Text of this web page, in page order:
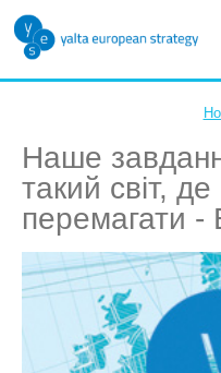
Наше
такий світ, де
перемагати -